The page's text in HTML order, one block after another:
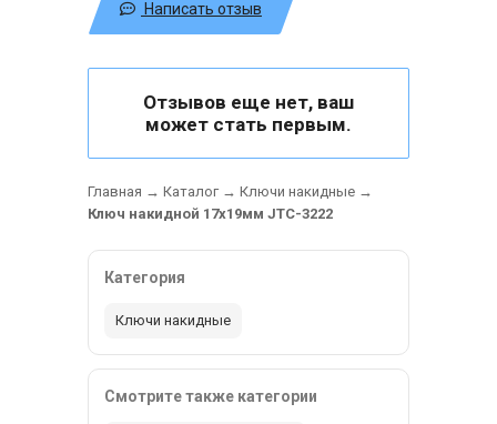
Написать отзыв
Отзывов еще нет, ваш
может стать первым.
Главная → Каталог→ Ключи накидные →
Ключ накидной 17х19мм JTC-3222
Категория
Ключи накидные
Смотрите также категории